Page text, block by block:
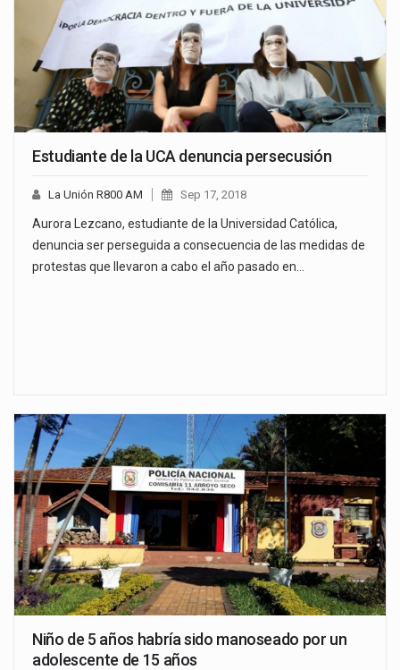
Estudiante de la UCA denuncia persecusión
La Unión R800 AM Sep 17, 2018
Aurora Lezcano, estudiante de la Universidad Católica,
denuncia ser perseguida a consecuencia de las medidas de
protestas que llevaron a cabo el año pasado en…
Niño de 5 años habría sido manoseado por un
adolescente de 15 años